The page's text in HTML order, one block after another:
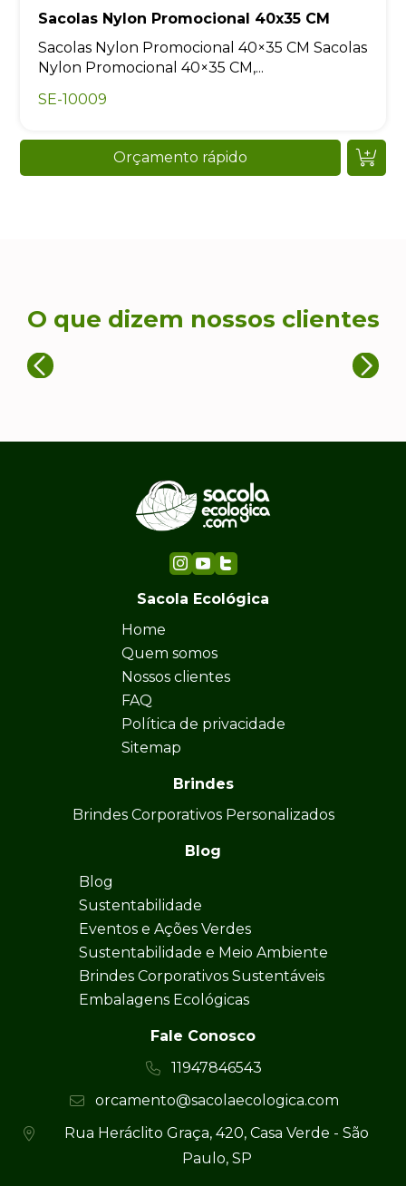
Sacolas Nylon Promocional 40x35 CM
Sacolas Nylon Promocional 40×35 CM Sacolas
Nylon Promocional 40×35 CM,...
SE-10009
Orçamento rápido
O que dizem nossos clientes
Sacola Ecológica
Home
Quem somos
Nossos clientes
FAQ
Política de privacidade
Sitemap
Brindes
Brindes Corporativos Personalizados
Blog
Blog
Sustentabilidade
Eventos e Ações Verdes
Sustentabilidade e Meio Ambiente
Brindes Corporativos Sustentáveis
Embalagens Ecológicas
Fale Conosco
11947846543
orcamento@sacolaecologica.com
Rua Heráclito Graça, 420, Casa Verde - São
Paulo, SP